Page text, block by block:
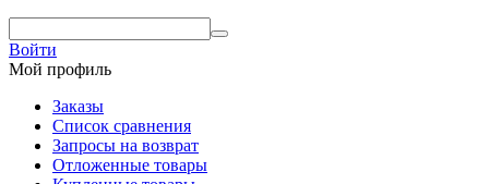
Войти
Мой профиль
Заказы
Список сравнения
Запросы на возврат
Отложенные товары